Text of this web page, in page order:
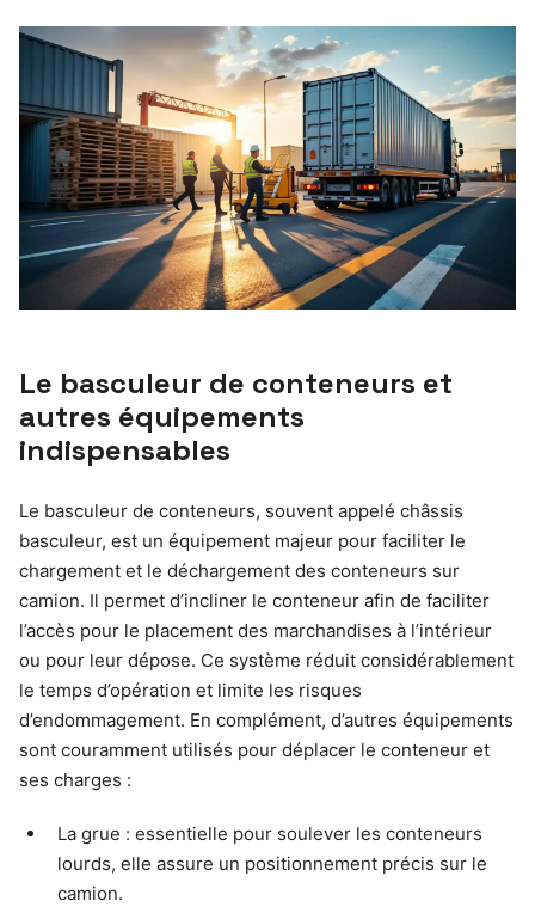
Le basculeur de conteneurs et
autres équipements
indispensables
Le basculeur de conteneurs, souvent appelé châssis
basculeur, est un équipement majeur pour faciliter le
chargement et le déchargement des conteneurs sur
camion. Il permet d’incliner le conteneur afin de faciliter
l’accès pour le placement des marchandises à l’intérieur
ou pour leur dépose. Ce système réduit considérablement
le temps d’opération et limite les risques
d’endommagement. En complément, d’autres équipements
sont couramment utilisés pour déplacer le conteneur et
ses charges :
La grue : essentielle pour soulever les conteneurs
lourds, elle assure un positionnement précis sur le
camion.